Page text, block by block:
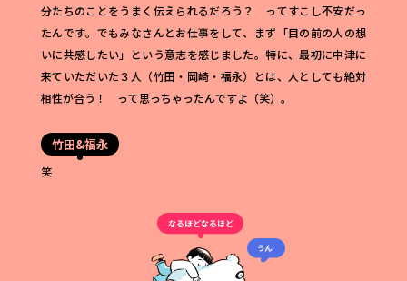
分たちのことをうまく伝えられるだろう？ ってすこし不安だっ
たんです。でもみなさんとお仕事をして、まず「目の前の人の想
いに共感したい」という意志を感じました。特に、最初に中津に
来ていただいた３人（竹田・岡崎・福永）とは、人としても絶対
相性が合う！ って思っちゃったんですよ（笑）。
竹田&福永
笑